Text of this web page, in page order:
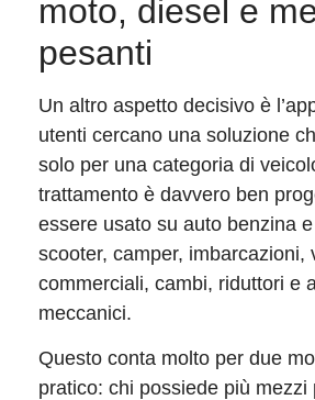
moto, diesel e
pesanti
Un altro aspetto decisivo è
utenti cercano una soluzione
solo per una categoria di
trattamento è davvero ben
essere usato su auto benzina
scooter, camper, imbarcazioni,
commerciali, cambi, riduttori e
meccanici.
Questo conta molto per due
pratico: chi possiede più mezzi